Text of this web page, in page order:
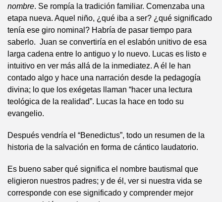
nombre. Se rompía la tradición familiar. Comenzaba una
etapa nueva. Aquel niño, ¿qué iba a ser? ¿qué significado
tenía ese giro nominal? Habría de pasar tiempo para
saberlo. Juan se convertiría en el eslabón unitivo de esa
larga cadena entre lo antiguo y lo nuevo. Lucas es listo e
intuitivo en ver más allá de la inmediatez. A él le han
contado algo y hace una narración desde la pedagogía
divina; lo que los exégetas llaman “hacer una lectura
teológica de la realidad”. Lucas la hace en todo su
evangelio.
Después vendría el “Benedictus”, todo un resumen de la
historia de la salvación en forma de cántico laudatorio.
Es bueno saber qué significa el nombre bautismal que
eligieron nuestros padres; y de él, ver si nuestra vida se
corresponde con ese significado y comprender mejor